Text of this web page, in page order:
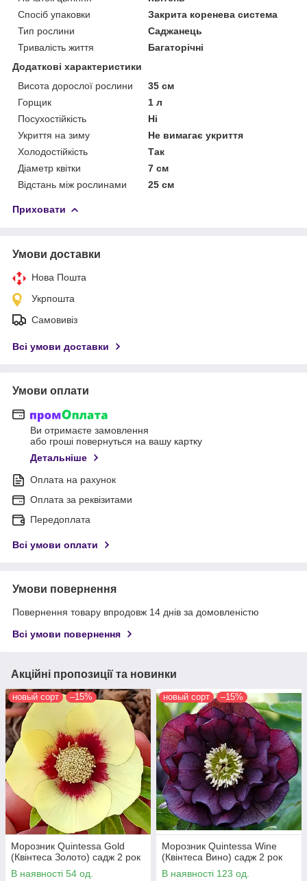
Спосіб упаковки
Закрита коренева система
Тип рослини
Саджанець
Тривалість життя
Багаторічні
Додаткові характеристики
Висота дорослої рослини
35 см
Горщик
1 л
Посухостійкість
Ні
Укриття на зиму
Не вимагає укриття
Холодостійкість
Так
Діаметр квітки
7 см
Відстань між рослинами
25 см
Приховати
Умови доставки
Нова Пошта
Укрпошта
Самовивіз
Всі умови доставки
Умови оплати
Ви отримаєте замовлення
або гроші повернуться на вашу картку
Детальніше
Оплата на рахунок
Оплата за реквізитами
Передоплата
Всі умови оплати
Умови повернення
Повернення товару впродовж 14 днів за домовленістю
Всі умови повернення
Акційні пропозиції та новинки
новый сорт –15%
Морозник Quintessa Gold
(Квінтеса Золото) садж 2 рок
В наявності 54 од.
новый сорт –15%
Морозник Quintessa Wine
(Квінтеса Вино) садж 2 рок
В наявності 123 од.